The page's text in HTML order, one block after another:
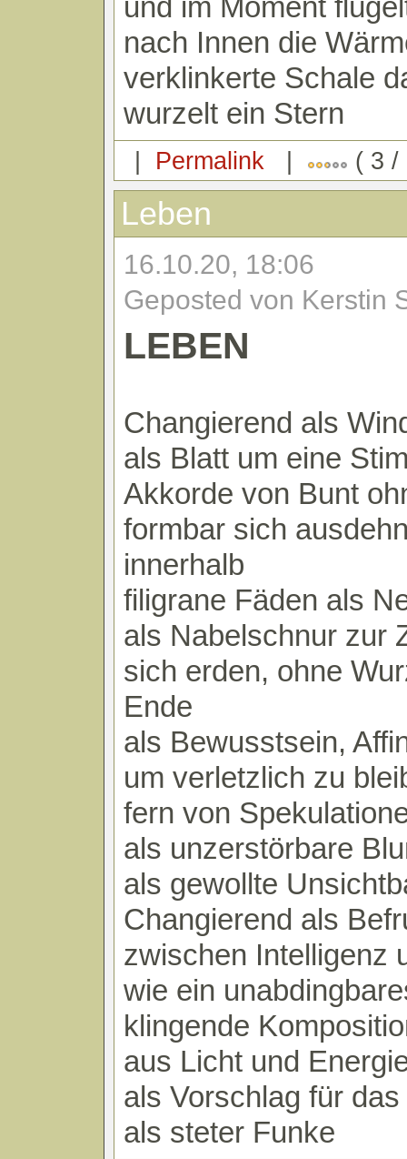
und im Moment
nach Innen die
verklinkerte Schale
wurzelt ein Stern
| Permalink | ( 3 /
Leben
16.10.20, 18:06
Geposted von Kerstin
LEBEN
Changierend als
als Blatt um eine
Akkorde von Bunt
formbar sich
innerhalb
filigrane Fäden als
als Nabelschnur zur
sich erden, ohne
Ende
als Bewusstsein,
um verletzlich zu
fern von
als unzerstörbare
als gewollte
Changierend als
zwischen Intelligenz
wie ein
klingende
aus Licht und
als Vorschlag für
als steter Funke